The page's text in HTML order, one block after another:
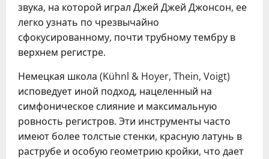
звука, на которой играл Джей Джей Джонсон, ее
легко узнать по чрезвычайно
сфокусированному, почти трубному тембру в
верхнем регистре.
Немецкая школа (Kühnl & Hoyer, Thein, Voigt)
исповедует иной подход, нацеленный на
симфоническое слияние и максимальную
ровность регистров. Эти инструменты часто
имеют более толстые стенки, красную латунь в
раструбе и особую геометрию кройки, что дает